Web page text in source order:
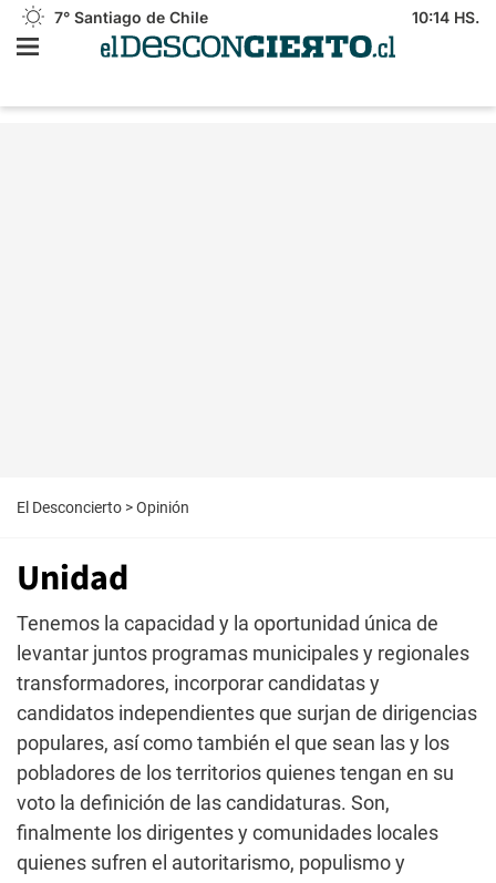
7° Santiago de Chile 10:14 HS.
El Desconcierto >Opinión
Unidad
Tenemos la capacidad y la oportunidad única de
levantar juntos programas municipales y regionales
transformadores, incorporar candidatas y
candidatos independientes que surjan de dirigencias
populares, así como también el que sean las y los
pobladores de los territorios quienes tengan en su
voto la definición de las candidaturas. Son,
finalmente los dirigentes y comunidades locales
quienes sufren el autoritarismo, populismo y